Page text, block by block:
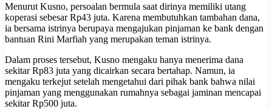
Menurut Kusno, persoalan bermula saat dirinya memiliki utang
koperasi sebesar Rp43 juta. Karena membutuhkan tambahan dana,
ia bersama istrinya berupaya mengajukan pinjaman ke bank dengan
bantuan Rini Marfiah yang merupakan teman istrinya.
Dalam proses tersebut, Kusno mengaku hanya menerima dana
sekitar Rp83 juta yang dicairkan secara bertahap. Namun, ia
mengaku terkejut setelah mengetahui dari pihak bank bahwa nilai
pinjaman yang menggunakan rumahnya sebagai jaminan mencapai
sekitar Rp500 juta.